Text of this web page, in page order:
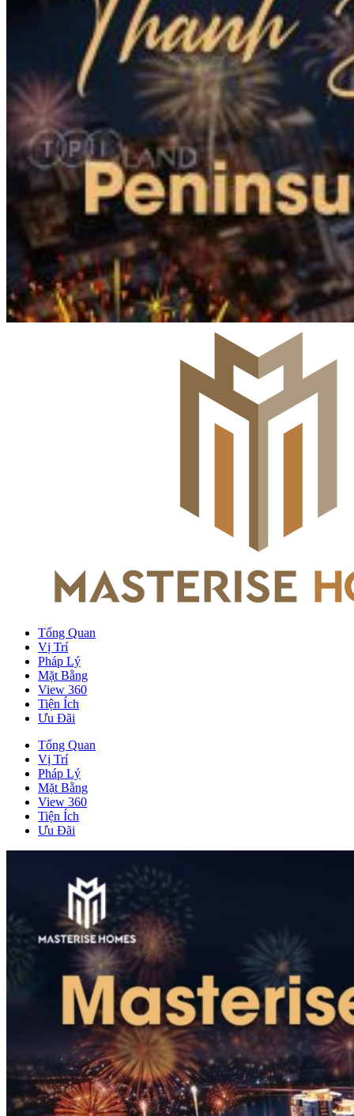
Tổng Quan
Vị Trí
Pháp Lý
Mặt Bằng
View 360
Tiện Ích
Ưu Đãi
Tổng Quan
Vị Trí
Pháp Lý
Mặt Bằng
View 360
Tiện Ích
Ưu Đãi